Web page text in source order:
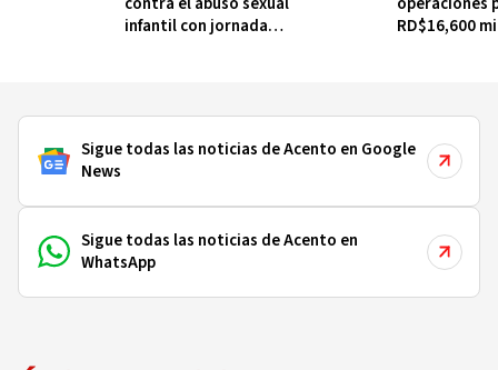
infantil con jornada
RD$16,600
Sigue todas las noticias de Acento en Google
News
Sigue todas las noticias de Acento en
WhatsApp